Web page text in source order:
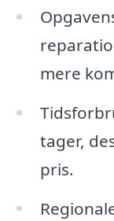
mere
tager,
pris.